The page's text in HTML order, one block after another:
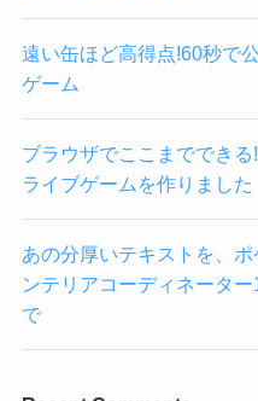
遠い缶ほど高得点!60秒で
ゲーム
ブラウザでここまででき
ライブゲームを作りました
あの分厚いテキストを、
ンテリアコーディネータ
で